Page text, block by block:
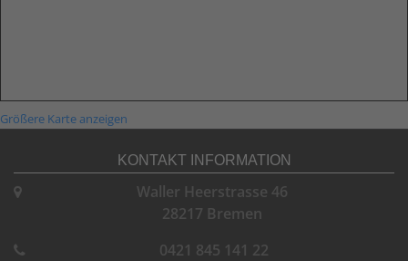
Größere Karte anzeigen
KONTAKT INFORMATION
Waller Heerstrasse 46
28217 Bremen
0421 845 141 22